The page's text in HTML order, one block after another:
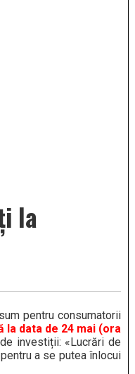
la
pentru consumatorii
la data de 24 mai (ora
investiții: «Lucrări de
a se putea înlocui